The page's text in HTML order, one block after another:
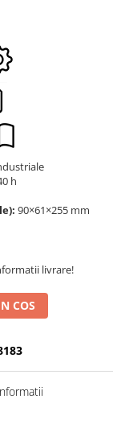
h
90×61×255 mm
livrare!
COS